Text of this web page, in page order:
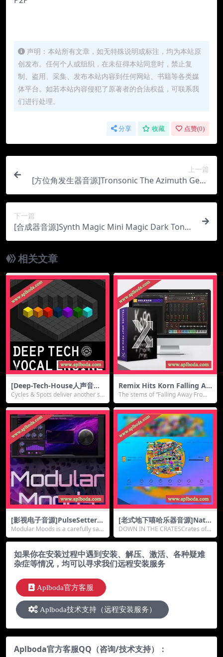
声明：本站所有文章，如无特殊说明或标注，均为本站原
创发布。任何个人或组织，在未征得本站同意时，禁止复
制、盗用、采集、发布本站内容到任何网站、书籍等各类媒
体平台。如若本站内容侵犯了原著者的合法权益，可联系我
们进行处理。
分享 收藏 点赞(0)
上一篇
[方位角发生器音源]Tronsonic The Azimuth Gene
rator [KONTAKT]（94Mb）
下一篇
[合成器音源]Synth Magic Mini Magic Dark Tones
Vol.2 [KONTAKT]（584Mb）
相关文章
[Deep-Tech-House人声音源]
Cycles And Spots Deep Tec
h Vocal Engine [KONTAKT]
（86Mb）
Cycles & Spots deliver another su
per...
Remix Hits Korn Falling Aw
ay From Me Song Pack [KO
NTAKT]（1.84Gb）
The stems of “Falling Away From
Me” prov...
[影视电子音源]PulseSetter S
ounds Modular Moods [KO
NTAKT]（2Gb）
Modular Moods is a carefully sam
pled lib...
[老式地下嘻哈乐器音源]Nativ
e Instruments Play Series S
tacks v1.0.0 [KONTAKT]（4
88Mb）
DOWN IN THE CRATESCrates of
wax, dusty s...
如果你在安装过程中遇到安装、解压、激活、各种疑难
杂症等情况，均可以寻求我们远程安装服务
Aplboda官方客服
Aplboda技术支持（远程安装服务）
Aplboda官方客服QQ（咨询/技术支持）：